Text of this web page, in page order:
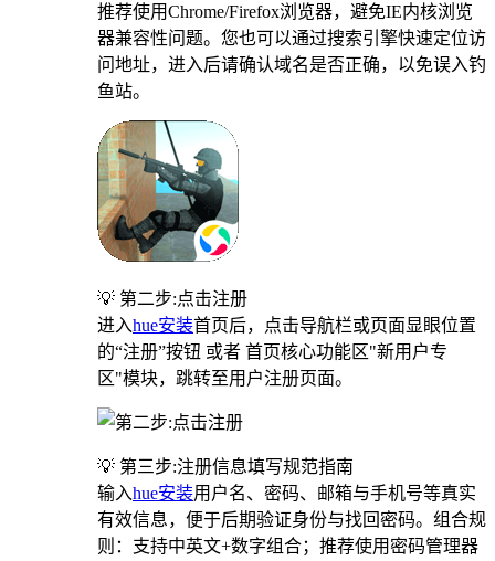
推荐使用Chrome/Firefox浏览器，避免IE内核浏览
器兼容性问题。您也可以通过搜索引擎快速定位访
问地址，进入后请确认域名是否正确，以免误入钓
鱼站。
💡 第二步:点击注册
进入hue安装首页后，点击导航栏或页面显眼位置
的“注册”按钮 或者 首页核心功能区"新用户专
区"模块，跳转至用户注册页面。
💡 第三步:注册信息填写规范指南
输入hue安装用户名、密码、邮箱与手机号等真实
有效信息，便于后期验证身份与找回密码。组合规
则：支持中英文+数字组合；推荐使用密码管理器